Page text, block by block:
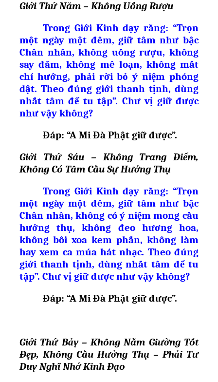
Giới Thứ Năm – Không Uống Rượu
Trong Giới Kinh dạy rằng: “Trọn
một ngày một đêm, giữ tâm như bậc
Chân nhân, không uống rượu, không
say đắm, không mê loạn, không mất
chí hướng, phải rời bỏ ý niệm phóng
dật. Theo đúng giới thanh tịnh, dùng
nhất tâm để tu tập”. Chư vị giữ được
như vậy không?
Đáp: “A Mi Đà Phật giữ được”.
Giới Thứ Sáu – Không Trang Điểm,
Không Có Tâm Cầu Sự Hưởng Thụ
Trong Giới Kinh dạy rằng: “Trọn
một ngày một đêm, giữ tâm như bậc
Chân nhân, không có ý niệm mong cầu
hưởng thụ, không đeo hương hoa,
không bôi xoa kem phấn, không làm
hay xem ca múa hát nhạc. Theo đúng
giới thanh tịnh, dùng nhất tâm để tu
tập”. Chư vị giữ được như vậy không?
Đáp: “A Mi Đà Phật giữ được”.
Giới Thứ Bảy – Không Nằm Giường Tốt
Đẹp, Không Cầu Hưởng Thụ – Phải Tư
Duy Nghĩ Nhớ Kinh Đạo